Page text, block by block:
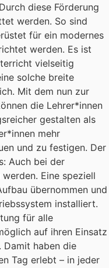
diese Förderung
werden. So sind
für ein modernes
werden. Es ist
vielseitig
solche breite
Mit dem nun zur
die Lehrer*innen
gestalten als
mehr
und zu festigen. Der
Auch bei der
Eine speziell
übernommen und
installiert.
für alle
auf ihren Einsatz
haben die
Tag erlebt – in jeder